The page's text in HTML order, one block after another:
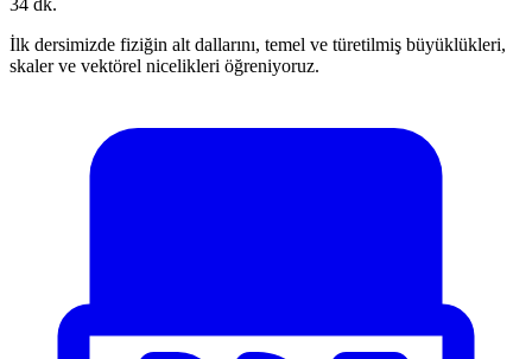
34 dk.
İlk dersimizde fiziğin alt dallarını, temel ve türetilmiş büyüklükleri,
skaler ve vektörel nicelikleri öğreniyoruz.